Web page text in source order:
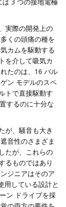
実際の開発上の
くの頭痛の種を
カムを駆動する
を介して吸気カ
たのは、16 バル
ン モデルのスペ
トで直接駆動す
するのに十分な
が、騒音も大き
音性のさまざま
たが、これらの
るものではあり
ジニアはそのア
用している設計と
ン ドライブを採